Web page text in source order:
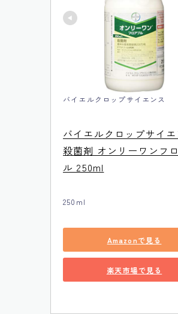
バイエルクロップサイエンス
バイエルクロップサイエ
殺菌剤 オンリーワンフ
ル 250ml
250ml
Amazonで見る
楽天市場で見る